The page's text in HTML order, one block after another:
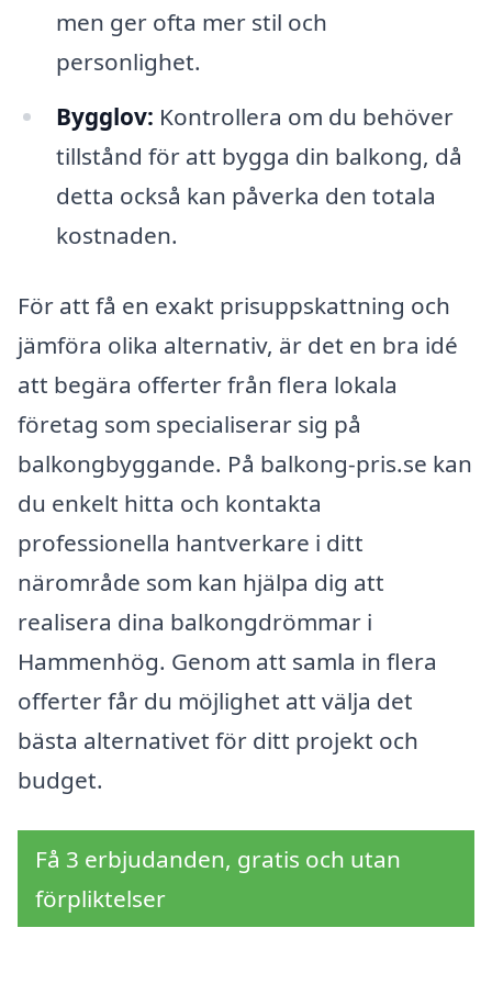
men ger ofta mer stil och
personlighet.
Bygglov: Kontrollera om du behöver
tillstånd för att bygga din balkong, då
detta också kan påverka den totala
kostnaden.
För att få en exakt prisuppskattning och
jämföra olika alternativ, är det en bra idé
att begära offerter från flera lokala
företag som specialiserar sig på
balkongbyggande. På balkong-pris.se kan
du enkelt hitta och kontakta
professionella hantverkare i ditt
närområde som kan hjälpa dig att
realisera dina balkongdrömmar i
Hammenhög. Genom att samla in flera
offerter får du möjlighet att välja det
bästa alternativet för ditt projekt och
budget.
Få 3 erbjudanden, gratis och utan
förpliktelser